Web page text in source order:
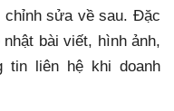
sửa về sau. Đặc
bài viết, hình ảnh,
tin liên hệ khi doanh